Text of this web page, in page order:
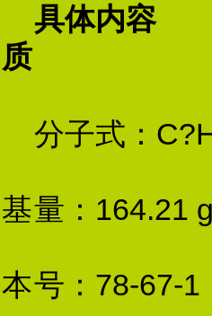
质
具体内容
基
本
分子式：
量：164.21
号：78-67-1